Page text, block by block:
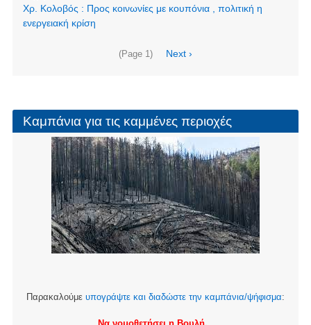
Χρ. Κολοβός : Προς κοινωνίες με κουπόνια , πολιτική η
ενεργειακή κρίση
(Page 1)
Next
Next ›
Καμπάνια για τις καμμένες περιοχές
Παρακαλούμε υπογράψτε και διαδώστε την καμπάνια/ψήφισμα: